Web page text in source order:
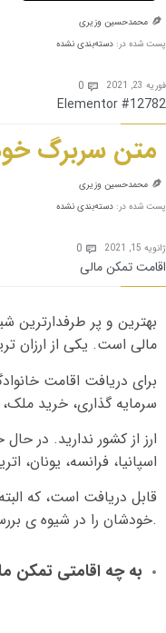
 محمدحسین وزیری
پست شده در: دسته‌بندی نشده
فوریه 23, 2021 
0
Elementor #12782
متن سربرگ خود
 محمدحسین وزیری
پست شده در: دسته‌بندی نشده
ژانویه 15, 2021 
0
اقامت تمکن مالی
بهترین و پر طرفدارترین
مالی است. یکی از ارزان
برای دریافت اقامت
سرمایه گذاری، خرید
ارز از کشور ندارید. در حال
اسپانیا، فرانسه، یونان،
قابل دریافت است، که
خودشان را در شیوه ی.
به چه اقامتی تمکن